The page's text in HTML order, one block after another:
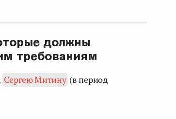
должны
требованиям
Сергею Митину (в период